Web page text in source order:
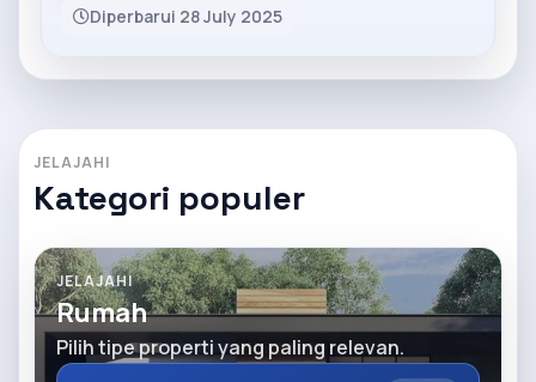
Diperbarui 28 July 2025
JELAJAHI
Kategori populer
JELAJAHI
Rumah
Pilih tipe properti yang paling relevan.